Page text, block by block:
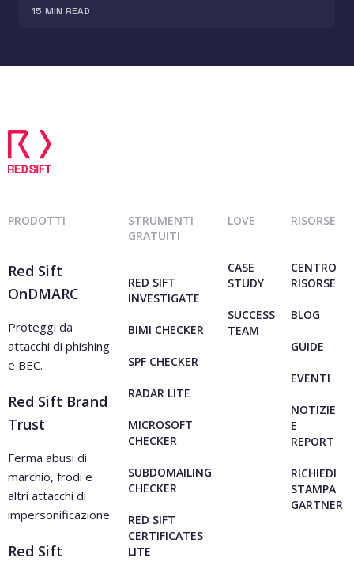
15 MIN READ
PRODOTTI
Red Sift
OnDMARC
Proteggi da
attacchi di phishing
e BEC.
Red Sift Brand
Trust
Ferma abusi di
marchio, frodi e
altri attacchi di
impersonificazione.
Red Sift
STRUMENTI
GRATUITI
RED SIFT
INVESTIGATE
BIMI CHECKER
SPF CHECKER
RADAR LITE
MICROSOFT
CHECKER
SUBDOMAILING
CHECKER
RED SIFT
CERTIFICATES
LITE
LOVE
CASE
STUDY
SUCCESS
TEAM
RISORSE
CENTRO
RISORSE
BLOG
GUIDE
EVENTI
NOTIZIE
E
REPORT
RICHIEDI
STAMPA
GARTNER